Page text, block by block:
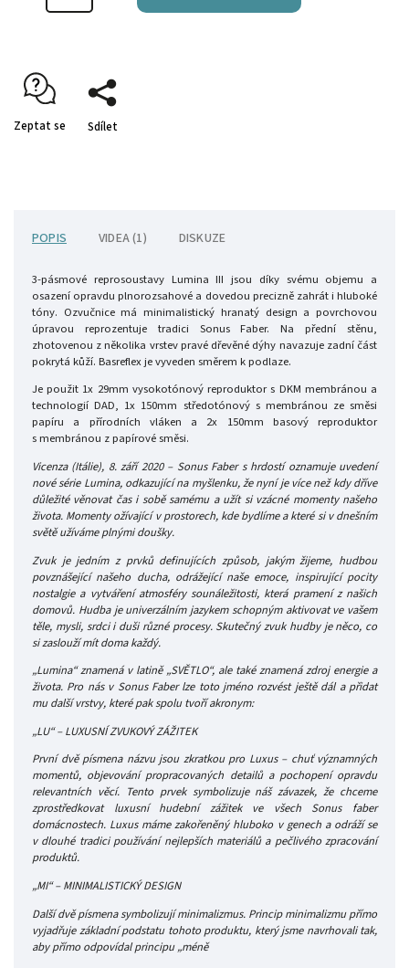
Zeptat se Sdílet
POPIS VIDEA (1) DISKUZE
3-pásmové reprosoustavy Lumina III jsou díky svému objemu a
osazení opravdu plnorozsahové a dovedou precizně zahrát i hluboké
tóny. Ozvučnice má minimalistický hranatý design a povrchovou
úpravou reprozentuje tradici Sonus Faber. Na přední stěnu,
zhotovenou z několika vrstev pravé dřevěné dýhy navazuje zadní část
pokrytá kůží. Basreflex je vyveden směrem k podlaze.
Je použit 1x 29mm vysokotónový reproduktor s DKM membránou a
technologií DAD, 1x 150mm středotónový s membránou ze směsi
papíru a přírodních vláken a 2x 150mm basový reproduktor
s membránou z papírové směsi.
Vicenza (Itálie), 8. září 2020 – Sonus Faber s hrdostí oznamuje uvedení
nové série Lumina, odkazující na myšlenku, že nyní je více než kdy dříve
důležité věnovat čas i sobě samému a užít si vzácné momenty našeho
života. Momenty ožívající v prostorech, kde bydlíme a které si v dnešním
světě užíváme plnými doušky.
Zvuk je jedním z prvků definujících způsob, jakým žijeme, hudbou
povznášející našeho ducha, odrážející naše emoce, inspirující pocity
nostalgie a vytváření atmosféry sounáležitosti, která pramení z našich
domovů. Hudba je univerzálním jazykem schopným aktivovat ve vašem
těle, mysli, srdci i duši různé procesy. Skutečný zvuk hudby je něco, co
si zaslouží mít doma každý.
„Lumina“ znamená v latině „SVĚTLO“, ale také znamená zdroj energie a
života. Pro nás v Sonus Faber lze toto jméno rozvést ještě dál a přidat
mu další vrstvy, které pak spolu tvoří akronym:
„LU“ – LUXUSNÍ ZVUKOVÝ ZÁŽITEK
První dvě písmena názvu jsou zkratkou pro Luxus – chuť významných
momentů, objevování propracovaných detailů a pochopení opravdu
relevantních věcí. Tento prvek symbolizuje náš závazek, že chceme
zprostředkovat luxusní hudební zážitek ve všech Sonus faber
domácnostech. Luxus máme zakořeněný hluboko v genech a odráží se
v dlouhé tradici používání nejlepších materiálů a pečlivého zpracování
produktů.
„MI“ – MINIMALISTICKÝ DESIGN
Další dvě písmena symbolizují minimalizmus. Princip minimalizmu přímo
vyjadřuje základní podstatu tohoto produktu, který jsme navrhovali tak,
aby přímo odpovídal principu „méně